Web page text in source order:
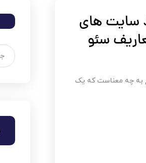
سایت های
سئو
به چه معناست که یک